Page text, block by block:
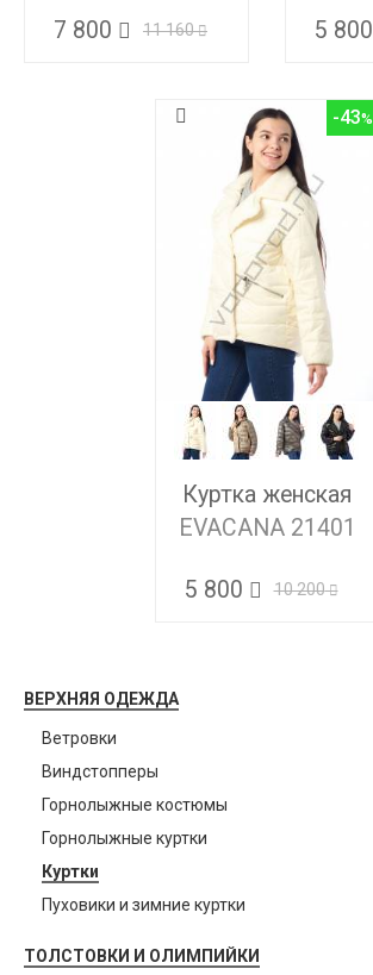
ВЕРХНЯЯ ОДЕЖДА
Ветровки
Виндстопперы
Горнолыжные костюмы
Горнолыжные куртки
Куртки
Пуховики и зимние куртки
ТОЛСТОВКИ И ОЛИМПИЙКИ
7 800 11 160 5 800
-43
Куртка женская
EVACANA 21401
5 800 10 200